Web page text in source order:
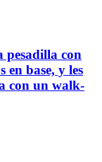
pesadilla con
en base, y les
con un walk-